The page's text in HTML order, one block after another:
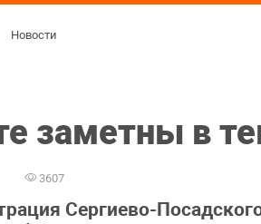
Новости
заметны в
3607
Сергиево-